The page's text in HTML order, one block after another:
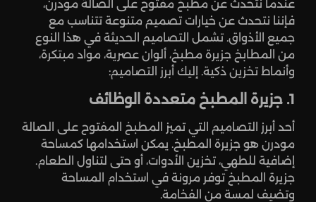
عندما نتحدث عن مطبخ مفتوح على الصالة مودرن،
فإننا نتحدث عن خيارات تصميم متنوعة تتناسب مع
جميع الأذواق. تشمل التصاميم الحديثة في هذا النوع
من المطابخ جزيرة مطبخ، ألوان عصرية، مواد مبتكرة،
وأنماط تخزين ذكية. إليك أبرز التصاميم:
1. جزيرة المطبخ متعددة الوظائف
أحد أبرز التصاميم التي تميز المطبخ المفتوح على الصالة
مودرن هو جزيرة المطبخ. يمكن استخدامها كمساحة
إضافية للطهي، تخزين الأدوات، أو حتى لتناول الطعام.
جزيرة المطبخ توفر مرونة في استخدام المساحة
وتضيف لمسة من الفخامة.